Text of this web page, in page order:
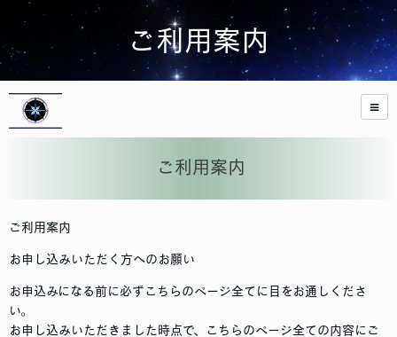
ご利用案内
ご利用案内
ご利用案内
お申し込みいただく方へのお願い
お申込みになる前に必ずこちらのページ全てに目をお通しくださ
い。
お申し込みいただきました時点で、こちらのページ全ての内容にご